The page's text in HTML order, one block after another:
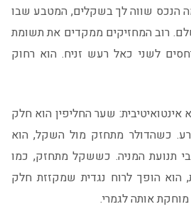
הנכס שווה לך בשקלים, המטבע שבו
רוב המחזיקים ממקדים את תשומת
לשני כאל רעש זניח. הוא רחוק
שער החליפין הוא חלק
כשהדולר מתחזק מול השקל, הוא
תנועת המניה. כששקל מתחזק, כמו
הוא הופך לרוח נגדית שמקזזת חלק
אותה לגמרי.